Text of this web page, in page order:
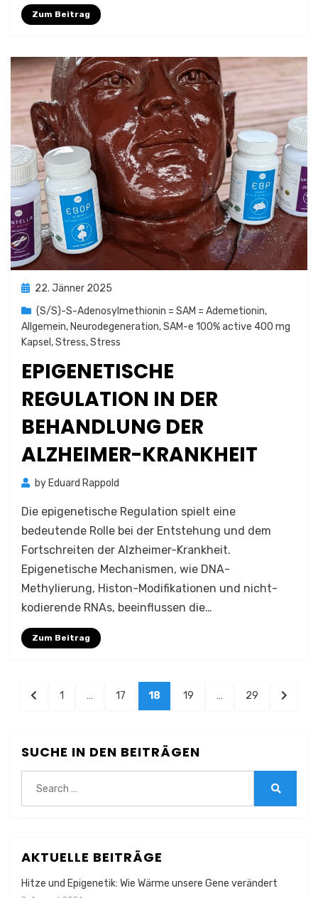
Zum Beitrag
Posted
22. Jänner 2025
(S/S)-S-Adenosylmethionin = SAM = Ademetionin,
Allgemein, Neurodegeneration,SAM-e 100% active 400 mg
Kapsel ,Stress,Stress
EPIGENETISCHE
REGULATION IN DER
BEHANDLUNG DER
ALZHEIMER-KRANKHEIT
by Eduard Rappold
Die epigenetische Regulation spielt eine
bedeutende Rolle bei der Entstehung und dem
Fortschreiten der Alzheimer-Krankheit.
Epigenetische Mechanismen, wie DNA-
Methylierung, Histon-Modifikationen und nicht-
kodierende RNAs, beeinflussen die…
Zum Beitrag
Seitennummerierung
PREVIOUS
PAGE
1 … PAGE
17 PAGE
18 PAGE
19 … PAGE
29
NEXT
SUCHE IN DEN BEITRÄGEN
for:
AKTUELLE BEITRÄGE
Hitze und Epigenetik: Wie Wärme unsere Gene verändert